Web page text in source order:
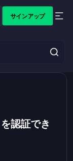
サインアップ
認証でき